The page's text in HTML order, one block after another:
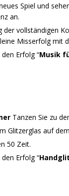
Spiel und
an.
der vollständigen
Misserfolg mit
Erfolg “Musik
Tanzen Sie zu
Glitzerglas auf
50 Zeit.
Erfolg “